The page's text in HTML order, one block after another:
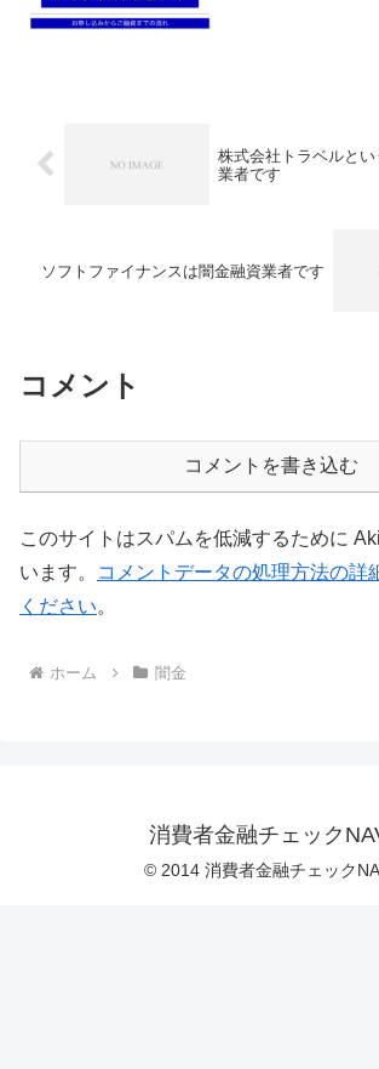
株式会社トラベルと
業者です
ソフトファイナンスは闇金融資業者です
コメント
コメントを書き込む
このサイトはスパムを低減するために
います。
コメントデータの処理方法の詳
ください。
ホーム 闇金
消費者金融チェック
© 2014 消費者金融チェック